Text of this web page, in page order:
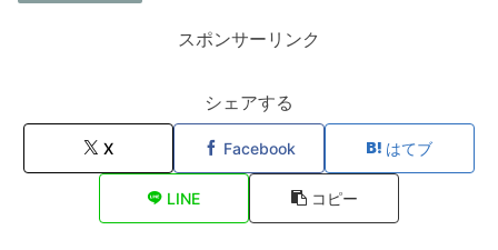
スポンサーリンク
シェアする
X Facebook はてブ
LINE コピー